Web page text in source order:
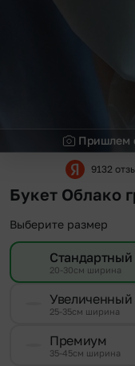
Пришлем
9132
Букет Облако
Выберите размер
Стандартный
20-30см ширина
25-35см ширина
Премиум
35-45см ширина